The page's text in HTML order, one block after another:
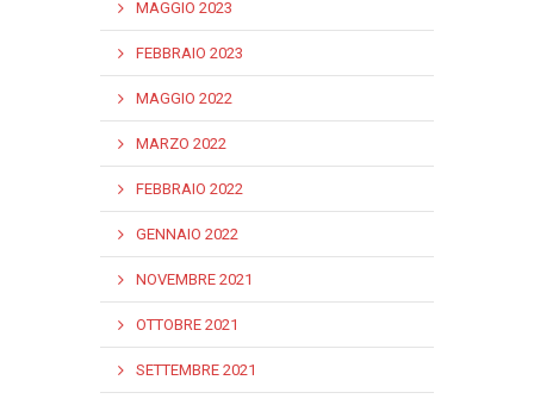
MAGGIO 2023
FEBBRAIO 2023
MAGGIO 2022
MARZO 2022
FEBBRAIO 2022
GENNAIO 2022
NOVEMBRE 2021
OTTOBRE 2021
SETTEMBRE 2021